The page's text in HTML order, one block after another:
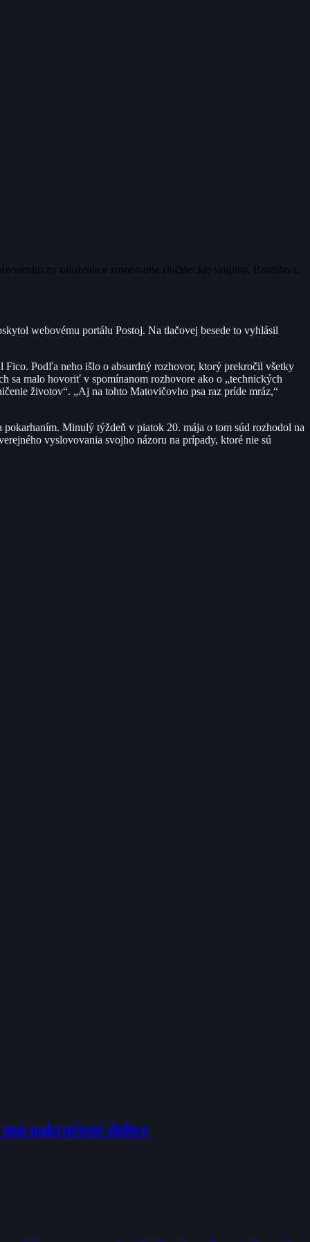
zo založenia a zosnovania zločineckej skupiny. Bratislava,
webovému portálu Postoj. Na tlačovej besede to vyhlásil
Fico. Podľa neho išlo o absurdný rozhovor, ktorý prekročil všetky
sa malo hovoriť v spomínanom rozhovore ako o „technických
životov“. „Aj na tohto Matovičovho psa raz príde mráz,“
Minulý týždeň v piatok 20. mája o tom súd rozhodol na
vyslovovania svojho názoru na prípady, ktoré nie sú
nakročené dobre